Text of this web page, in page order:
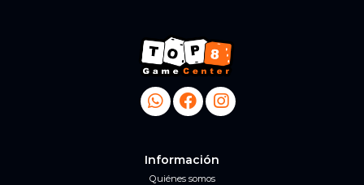
Información
Quiénes somos